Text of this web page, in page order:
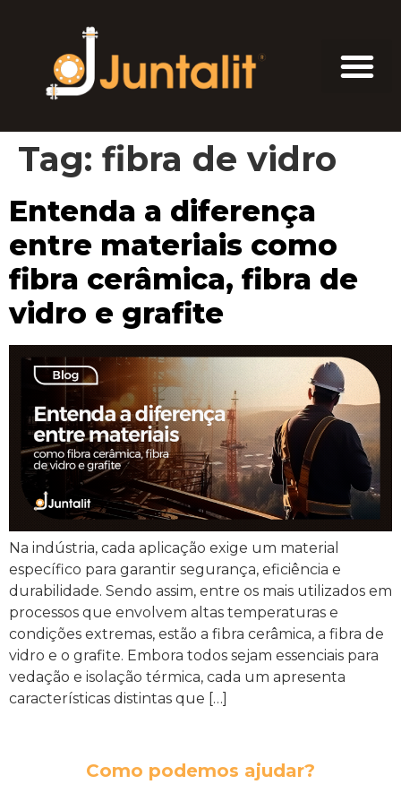
Tag: fibra de vidro
Entenda a diferença
entre materiais como
fibra cerâmica, fibra de
vidro e grafite
Na indústria, cada aplicação exige um material
específico para garantir segurança, eficiência e
durabilidade. Sendo assim, entre os mais utilizados em
processos que envolvem altas temperaturas e
condições extremas, estão a fibra cerâmica, a fibra de
vidro e o grafite. Embora todos sejam essenciais para
vedação e isolação térmica, cada um apresenta
características distintas que […]
Como podemos ajudar?